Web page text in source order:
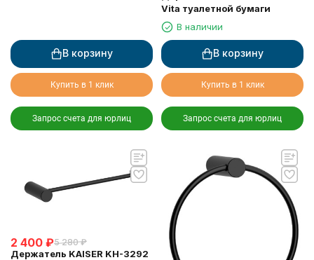
В корзину
Купить в 1 клик
Запрос счета для юрлиц
Vita туалетной бумаги
В наличии
В корзину
Купить в 1 клик
Запрос счета для юрлиц
2 400 ₽5 280 ₽
Держатель KAISER KH-3292